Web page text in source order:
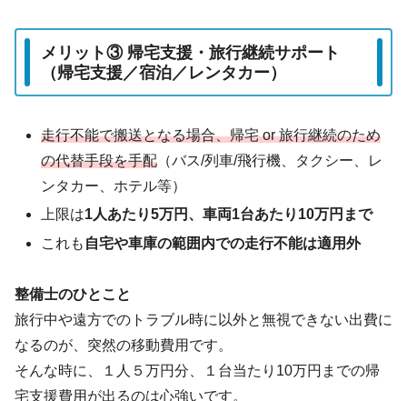
メリット③ 帰宅支援・旅行継続サポート
（帰宅支援／宿泊／レンタカー）
走行不能で搬送となる場合、帰宅 or 旅行継続のため
の代替手段を手配 （バス/列車/飛行機、タクシー、レ
ンタカー、ホテル等）
上限は1人あたり5万円、車両1台あたり10万円まで
これも 自宅や車庫の範囲内での走行不能は適用外
整備士のひとこと
旅行中や遠方でのトラブル時に以外と無視できない出費に
なるのが、突然の移動費用です。
そんな時に、１人５万円分、１台当たり10万円までの帰
宅支援費用が出るのは心強いです。